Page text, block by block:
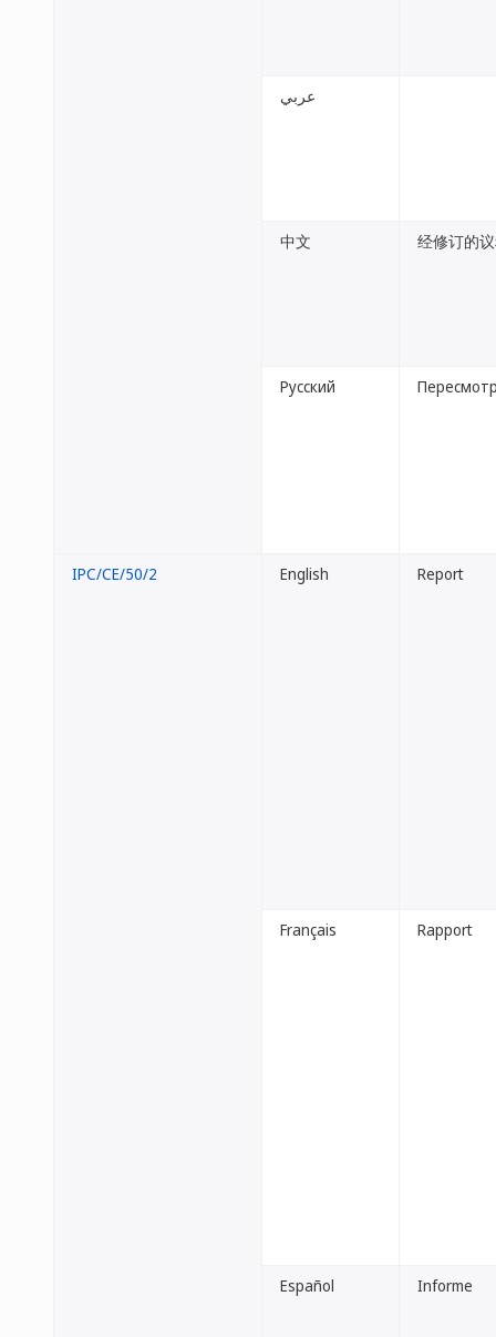
عربي
中文 经修订的
Русский
IPC/CE/50/2 English Report
Français Rapport
Español Informe